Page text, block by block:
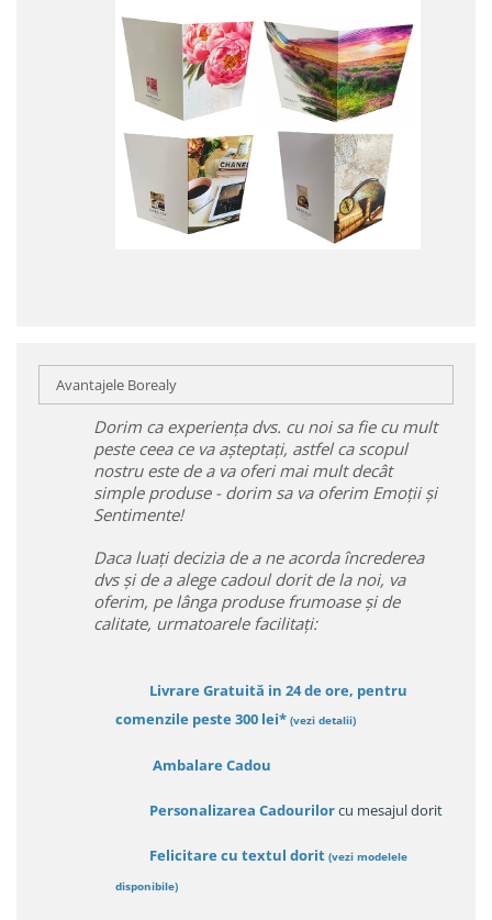
Avantajele Borealy
Dorim ca experiența dvs. cu noi sa fie cu mult
peste ceea ce va așteptați, astfel ca scopul
nostru este de a va oferi mai mult decât
simple produse - dorim sa va oferim Emoții și
Sentimente!
Daca luați decizia de a ne acorda încrederea
dvs și de a alege cadoul dorit de la noi, va
oferim, pe lânga produse frumoase și de
calitate, urmatoarele facilitați:
Livrare Gratuită in 24 de ore, pentru
comenzile peste 300 lei* (vezi detalii)
Ambalare Cadou
Personalizarea Cadourilorcu mesajul dorit
Felicitare cu textul dorit (vezi modelele
disponibile)